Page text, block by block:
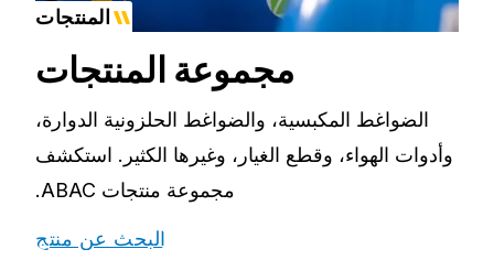
المنتجات
مجموعة المنتجات
الضواغط المكبسية، والضواغط الحلزونية الدوارة،
وأدوات الهواء، وقطع الغيار، وغيرها الكثير. استكشف
مجموعة منتجات ABAC.
البحث عن منتج